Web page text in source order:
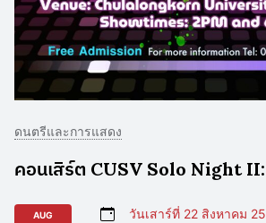
ดนตรีและการแสดง
คอนเสิร์ต CUSV Solo Night
AUG
วันเสาร์ที่ 22 สิงหาคม